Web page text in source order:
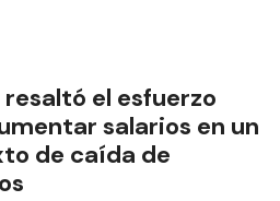
resaltó el esfuerzo
salarios en un
de caída de